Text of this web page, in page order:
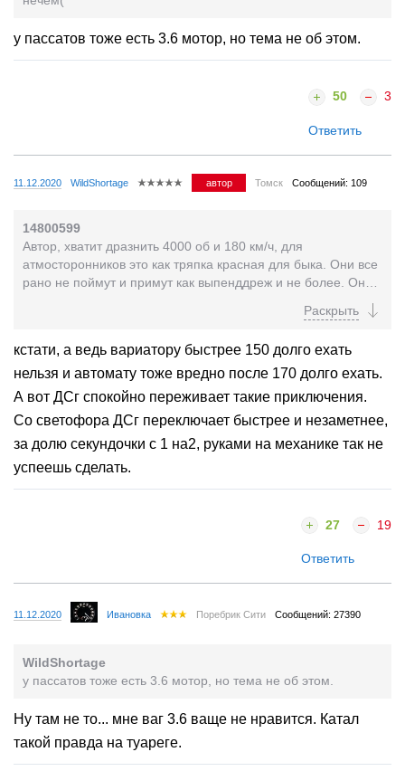
у пассатов тоже есть 3.6 мотор, но тема не об этом.
50 3
Ответить
11.12.2020 WildShortage автор Томск Сообщений: 109
14800599
Автор, хватит дразнить 4000 об и 180 км/ч, для
атмосторонников это как тряпка красная для быка. Они все
рано не поймут и примут как выпенддреж и не более. Они
кстати, а ведь вариатору быстрее 150 долго ехать
нельзя и автомату тоже вредно после 170 долго ехать.
А вот ДСг спокойно переживает такие приключения.
Со светофора ДСг переключает быстрее и незаметнее,
за долю секундочки с 1 на2, руками на механике так не
успеешь сделать.
27 19
Ответить
11.12.2020 Ивановка Поребрик Сити Сообщений: 27390
WildShortage
у пассатов тоже есть 3.6 мотор, но тема не об этом.
Ну там не то... мне ваг 3.6 ваще не нравится. Катал
такой правда на туареге.